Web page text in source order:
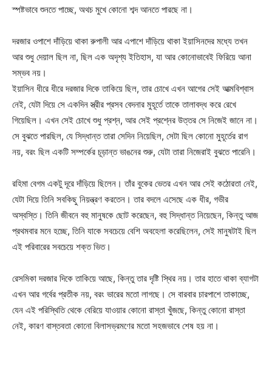
স্পষ্টভাবে শুনতে পাচ্ছে, অথচ মুখে কোনো শব্দ আনতে পারছে না।
দরজার ওপাশে দাঁড়িয়ে থাকা রুপালী আর এপাশে দাঁড়িয়ে থাকা ইয়াসিনদের মধ্যে তখন
আর শুধু দেয়াল ছিল না, ছিল এক অদৃশ্য ইতিহাস, যা আর কোনোভাবেই ফিরিয়ে আনা
সম্ভব নয়।
ইয়াসিন ধীরে ধীরে দরজার দিকে তাকিয়ে ছিল, তার চোখে এখন আগের সেই আত্মবিশ্বাস
নেই, যেটা দিয়ে সে একদিন স্ত্রীর প্রসব বেদনার মুহূর্তে তাকে তালাবদ্ধ করে রেখে
গিয়েছিল। এখন সেই চোখে শুধু প্রশ্ন, আর সেই প্রশ্নের উত্তর সে নিজেই জানে না।
সে বুঝতে পারছিল, যে সিদ্ধান্ত তারা সেদিন নিয়েছিল, সেটা ছিল কোনো মুহূর্তের রাগ
নয়, বরং ছিল একটি সম্পর্কের চূড়ান্ত ভাঙনের শুরু, যেটা তারা নিজেরাই বুঝতে পারেনি।
রহিমা বেগম একটু দূরে দাঁড়িয়ে ছিলেন। তাঁর বুকের ভেতর এখন আর সেই কঠোরতা নেই,
যেটা দিয়ে তিনি সবকিছু নিয়ন্ত্রণ করতেন। তার বদলে এসেছে এক ধীর, গভীর
অস্বস্তি। তিনি জীবনে বহু মানুষকে ছোট করেছেন, বহু সিদ্ধান্ত নিয়েছেন, কিন্তু আজ
প্রথমবার মনে হচ্ছে, তিনি যাকে সবচেয়ে বেশি অবহেলা করেছিলেন, সেই মানুষটাই ছিল
এই পরিবারের সবচেয়ে শক্ত ভিত।
রেসমিকা দরজার দিকে তাকিয়ে আছে, কিন্তু তার দৃষ্টি স্থির নয়। তার হাতে থাকা ব্যাগটা
এখন আর গর্বের প্রতীক নয়, বরং ভারের মতো লাগছে। সে বারবার চারপাশে তাকাচ্ছে,
যেন এই পরিস্থিতি থেকে বেরিয়ে যাওয়ার কোনো রাস্তা খুঁজছে, কিন্তু কোনো রাস্তা
নেই, কারণ বাস্তবতা কোনো বিলাসভ্রমণের মতো সহজভাবে শেষ হয় না।